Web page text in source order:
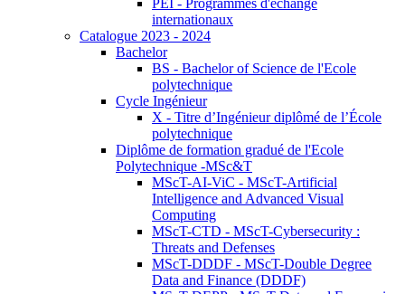
PEI - Programmes d'échange
internationaux
Catalogue 2023 - 2024
Bachelor
BS - Bachelor of Science de l'Ecole
polytechnique
Cycle Ingénieur
X - Titre d’Ingénieur diplômé de l’École
polytechnique
Diplôme de formation gradué de l'Ecole
Polytechnique -MSc&T
MScT-AI-ViC - MScT-Artificial
Intelligence and Advanced Visual
Computing
MScT-CTD - MScT-Cybersecurity :
Threats and Defenses
MScT-DDDF - MScT-Double Degree
Data and Finance (DDDF)